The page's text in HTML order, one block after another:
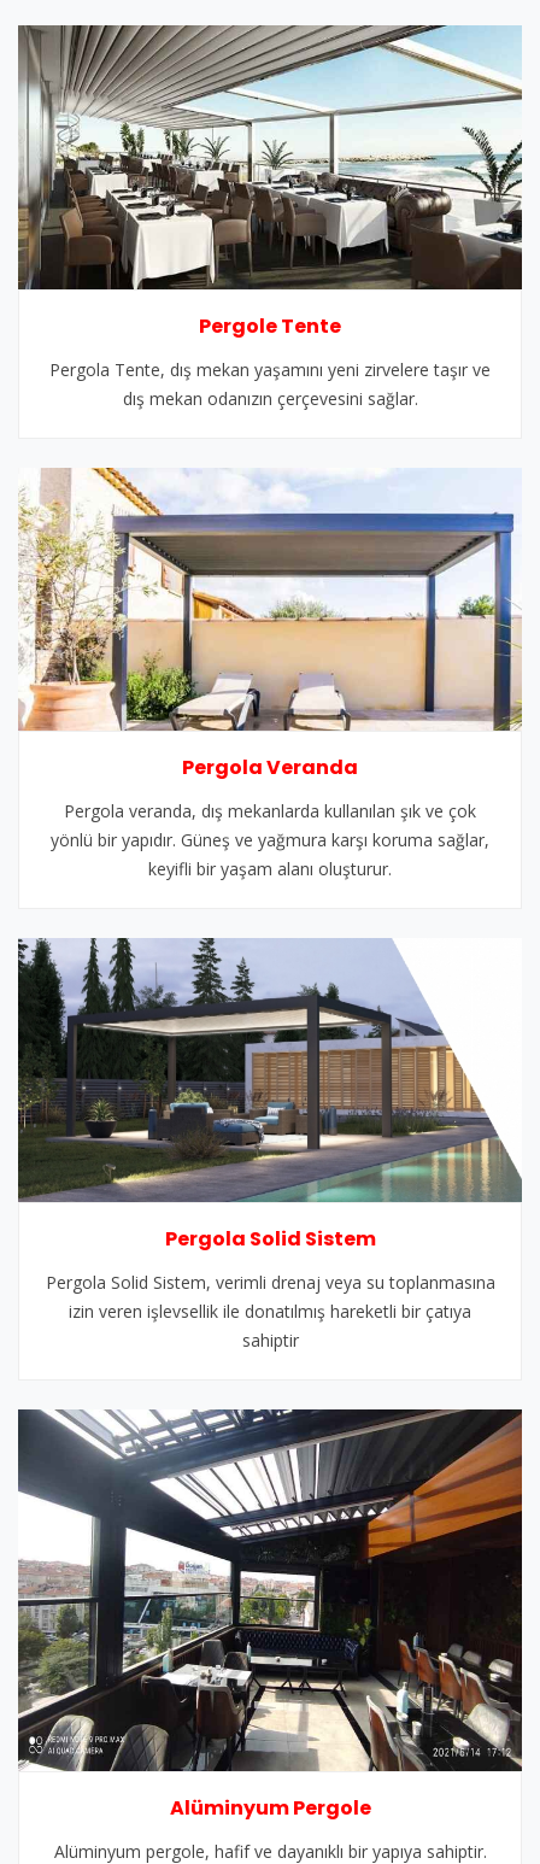
Pergole Tente
Pergola Tente, dış mekan yaşamını yeni zirvelere taşır ve
dış mekan odanızın çerçevesini sağlar.
Pergola Veranda
Pergola veranda, dış mekanlarda kullanılan şık ve çok
yönlü bir yapıdır. Güneş ve yağmura karşı koruma sağlar,
keyifli bir yaşam alanı oluşturur.
Pergola Solid Sistem
Pergola Solid Sistem, verimli drenaj veya su toplanmasına
izin veren işlevsellik ile donatılmış hareketli bir çatıya
sahiptir
Alüminyum Pergole
Alüminyum pergole, hafif ve dayanıklı bir yapıya sahiptir.